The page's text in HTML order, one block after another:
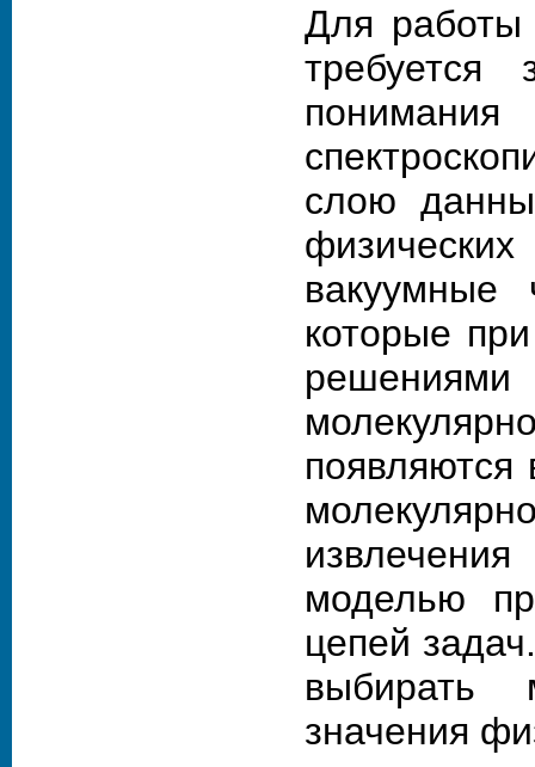
Для
требуется
слою
вакуумные
которые
моделью
цепей
выбирать
значения